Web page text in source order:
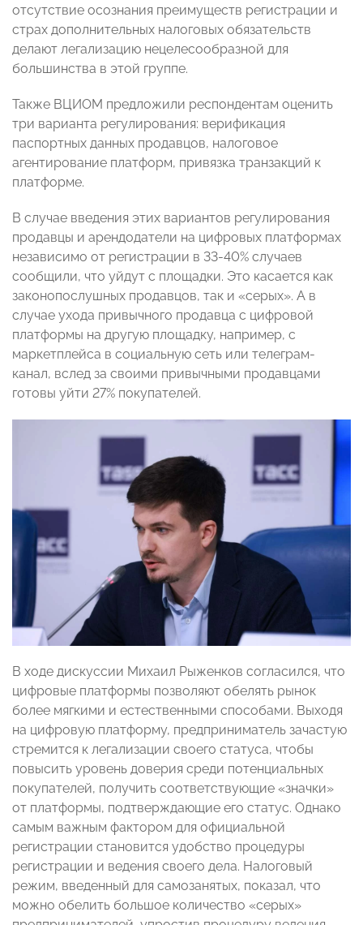
отсутствие осознания преимуществ регистрации и
страх дополнительных налоговых обязательств
делают легализацию нецелесообразной для
большинства в этой группе.
Также ВЦИОМ предложили респондентам оценить
три варианта регулирования: верификация
паспортных данных продавцов, налоговое
агентирование платформ, привязка транзакций к
платформе.
В случае введения этих вариантов регулирования
продавцы и арендодатели на цифровых платформах
независимо от регистрации в 33-40% случаев
сообщили, что уйдут с площадки. Это касается как
законопослушных продавцов, так и «серых». А в
случае ухода привычного продавца с цифровой
платформы на другую площадку, например, с
маркетплейса в социальную сеть или телеграм-
канал, вслед за своими привычными продавцами
готовы уйти 27% покупателей.
В ходе дискуссии Михаил Рыженков согласился, что
цифровые платформы позволяют обелять рынок
более мягкими и естественными способами. Выходя
на цифровую платформу, предприниматель зачастую
стремится к легализации своего статуса, чтобы
повысить уровень доверия среди потенциальных
покупателей, получить соответствующие «значки»
от платформы, подтверждающие его статус. Однако
самым важным фактором для официальной
регистрации становится удобство процедуры
регистрации и ведения своего дела. Налоговый
режим, введенный для самозанятых, показал, что
можно обелить большое количество «серых»